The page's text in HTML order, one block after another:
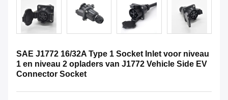
SAE J1772 16/32A Type 1 Socket Inlet voor niveau
1 en niveau 2 opladers van J1772 Vehicle Side EV
Connector Socket